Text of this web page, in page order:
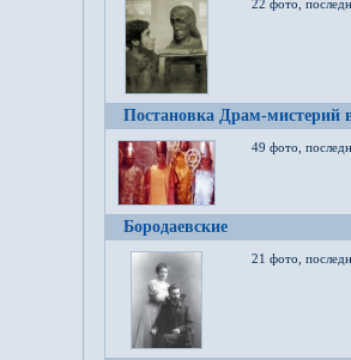
22 фото,
Постановка Драм-мистерий
49 фото,
Бородаевские
21 фото,